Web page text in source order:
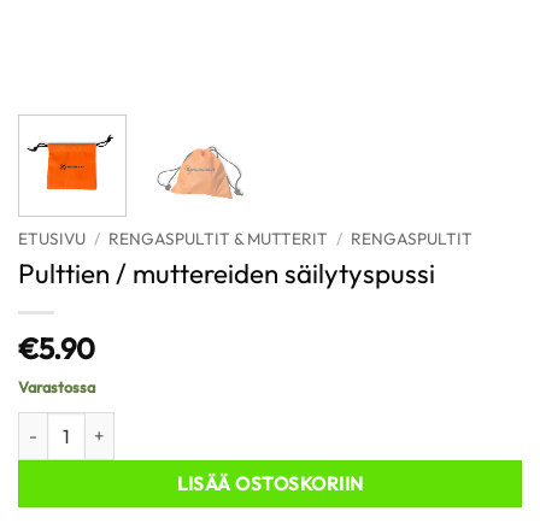
ETUSIVU / RENGASPULTIT & MUTTERIT / RENGASPULTIT
Pulttien / muttereiden säilytyspussi
€5.90
Varastossa
LISÄÄ OSTOSKORIIN